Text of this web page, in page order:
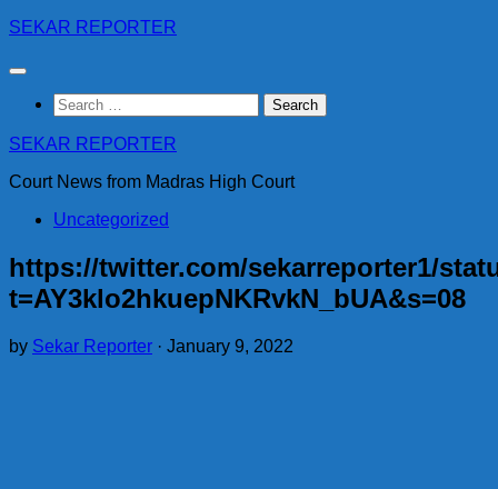
Skip
content
SEKAR REPORTER
Search
for:
SEKAR REPORTER
Court News from Madras High Court
Uncategorized
https://twitter.com/sekarreporter1/
t=AY3klo2hkuepNKRvkN_bUA&s=08
by Sekar Reporter · January 9, 2022